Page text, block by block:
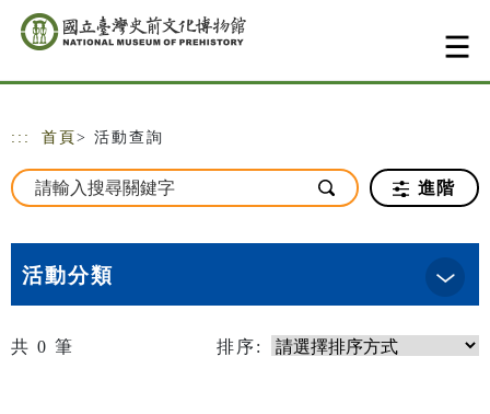
跳到主要內容
網站導覽
::: 首頁 > 活動查詢
進階
活動分類
共 0 筆 排序: